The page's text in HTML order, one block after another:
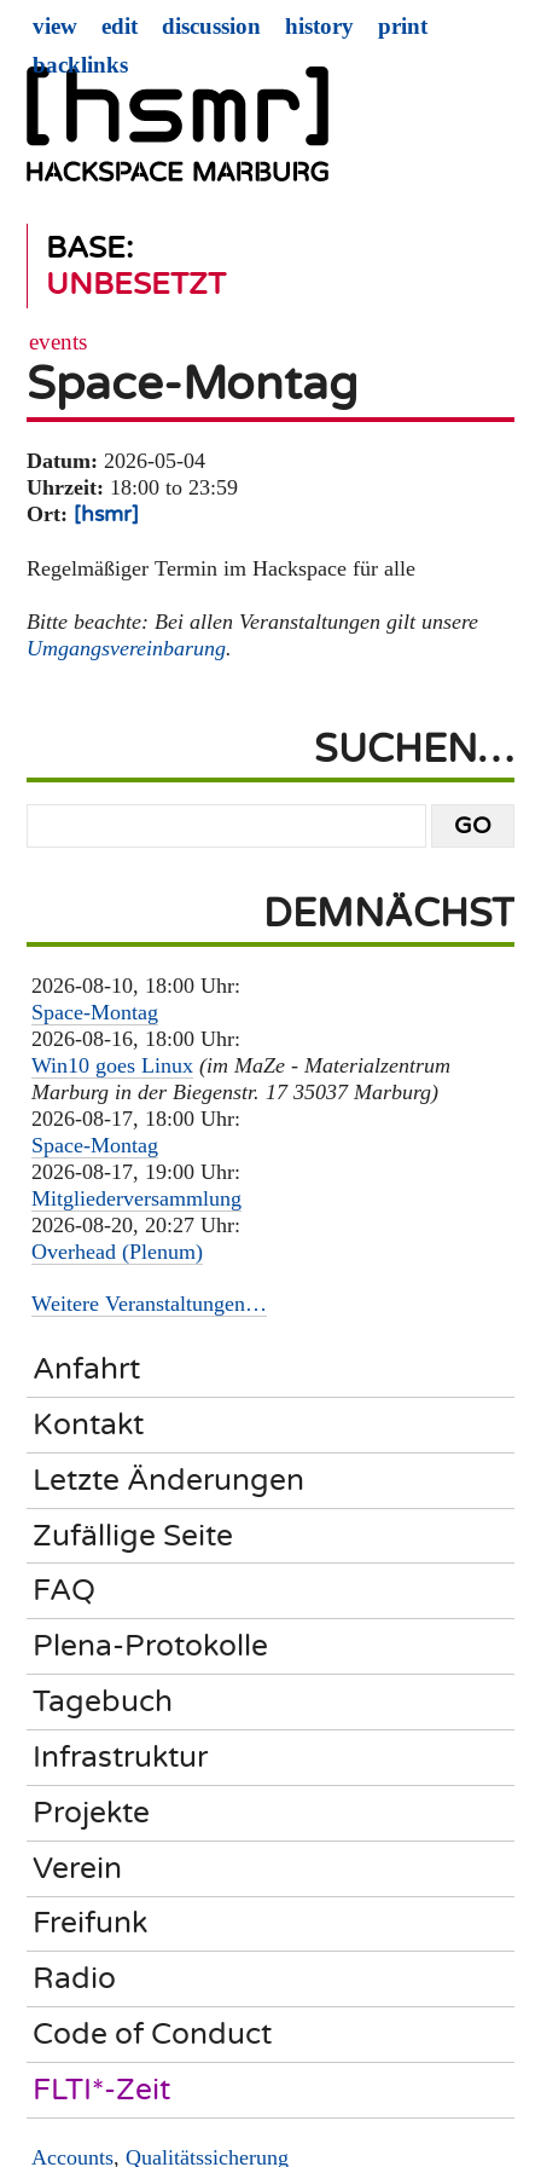
BASE:
UNBESETZT
view edit discussion history
print
backlinks
events
Space-Montag
Datum: 2026-05-04
Uhrzeit: 18:00 to 23:59
Ort: [hsmr]
Regelmäßiger Termin im Hackspace für alle
Bitte beachte: Bei allen Veranstaltungen gilt unsere
Umgangsvereinbarung.
SUCHEN…
DEMNÄCHST
2026-08-10, 18:00 Uhr:
Space-Montag
2026-08-16, 18:00 Uhr:
Win10 goes Linux (im MaZe - Materialzentrum
Marburg in der Biegenstr. 17 35037 Marburg)
2026-08-17, 18:00 Uhr:
Space-Montag
2026-08-17, 19:00 Uhr:
Mitgliederversammlung
2026-08-20, 20:27 Uhr:
Overhead (Plenum)
Weitere Veranstaltungen…
Anfahrt
Kontakt
Letzte Änderungen
Zufällige Seite
FAQ
Plena-Protokolle
Tagebuch
Infrastruktur
Projekte
Verein
Freifunk
Radio
Code of Conduct
FLTI*-Zeit
Accounts, Qualitätssicherung